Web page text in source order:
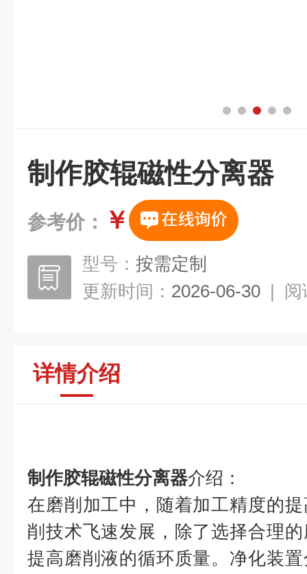
制作胶辊磁性分离器
参考价： ￥
型号： 按需定制
更新时间： 2026-06-30 | 阅
详情介绍
制作胶辊磁性分离器介绍：
在磨削加工中，随着加工精度的
削技术飞速发展，除了选择合理
提高磨削液的循环质量。净化装